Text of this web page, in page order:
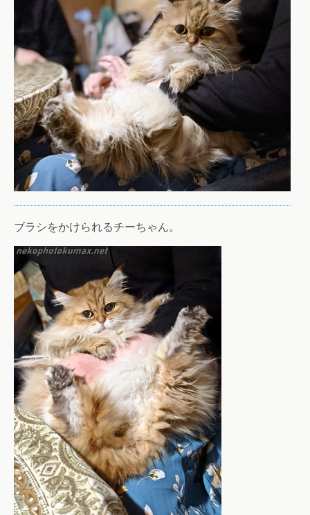
ブラシをかけられるチーちゃん。